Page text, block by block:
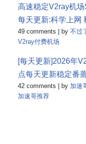
高速稳定V2ray机
每天更新:科学上网
49 comments by 不过
V2ray付费机场
[每天更新]2026年
点每天更新稳定番
42 comments by 加速
加速哥推荐